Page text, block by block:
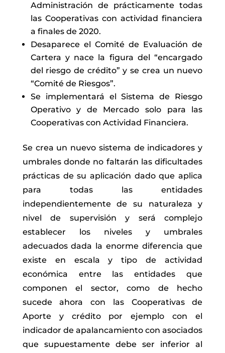
Administración de prácticamente todas
las Cooperativas con actividad financiera
a finales de 2020.
Desaparece el Comité de Evaluación de
Cartera y nace la figura del “encargado
del riesgo de crédito” y se crea un nuevo
“Comité de Riesgos”.
Se implementará el Sistema de Riesgo
Operativo y de Mercado solo para las
Cooperativas con Actividad Financiera.
Se crea un nuevo sistema de indicadores y
umbrales donde no faltarán las dificultades
prácticas de su aplicación dado que aplica
para todas las entidades
independientemente de su naturaleza y
nivel de supervisión y será complejo
establecer los niveles y umbrales
adecuados dada la enorme diferencia que
existe en escala y tipo de actividad
económica entre las entidades que
componen el sector, como de hecho
sucede ahora con las Cooperativas de
Aporte y crédito por ejemplo con el
indicador de apalancamiento con asociados
que supuestamente debe ser inferior al